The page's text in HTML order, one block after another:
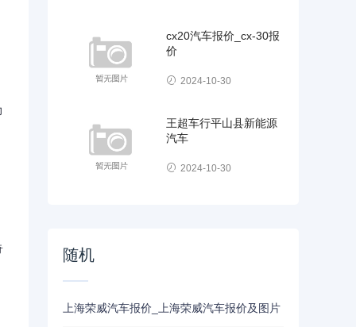
cx20汽车报价_cx-30报
价
2024-10-30
王超车行平山县新能源
汽车
2024-10-30
随机
上海荣威汽车报价_上海荣威汽车报价及图片